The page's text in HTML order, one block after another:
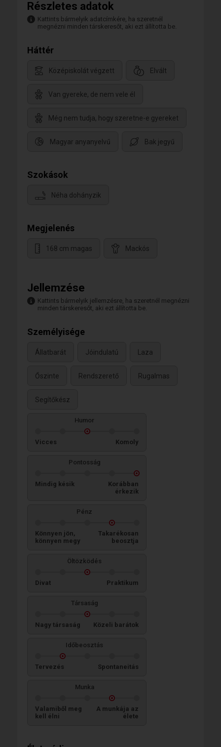
Részletes adatok
Kattints bármelyik adatcímkére, ha szeretnél
megnézni minden társkeresőt, aki ezt állította be.
Háttér
Középiskolát végzett Elvált
Van gyereke, de nem vele él
Még nem tudja, hogy szeretne-e gyereket
Magyar anyanyelvű Bak jegyű
Szokások
Néha dohányzik
Megjelenés
168 cm magas Mackós
Jellemzése
Kattints bármelyik jellemzésre, ha szeretnél megnézni
minden társkeresőt, aki ezt állította be.
Személyisége
Állatbarát Jóindulatú Laza
Őszinte Rendszerető Rugalmas
Segítőkész
Humor
Vicces Komoly
Pontosság
Mindig késik
Korábban
érkezik
Pénz
Könnyen jön,
könnyen megy
Takarékosan
beosztja
Öltözködés
Divat Praktikum
Társaság
Nagy társaság Közeli barátok
Időbeosztás
Tervezés Spontaneitás
Munka
Valamiből meg
kell élni
A munkája az
élete